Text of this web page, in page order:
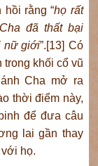
rằng “họ rất
đã thất bại
nữ giới”.[13] Có
trong khối cổ vũ
Cha mở ra
thời điểm này,
để đưa câu
lai gần thay
họ.